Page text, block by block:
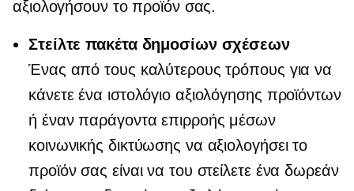
αξιολογήσουν το προϊόν σας.
Στείλτε πακέτα δημοσίων σχέσεων
Ένας από τους καλύτερους τρόπους για να
κάνετε ένα ιστολόγιο αξιολόγησης προϊόντων
ή έναν παράγοντα επιρροής μέσων
κοινωνικής δικτύωσης να αξιολογήσει το
προϊόν σας είναι να του στείλετε ένα δωρεάν